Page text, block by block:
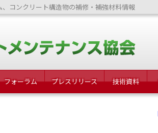
コンクリート構造物の補修・補強材料情報
フォーラム プレスリリース 技術資料